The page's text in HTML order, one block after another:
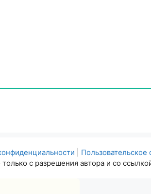
Пользовательское
с разрешения автора и со